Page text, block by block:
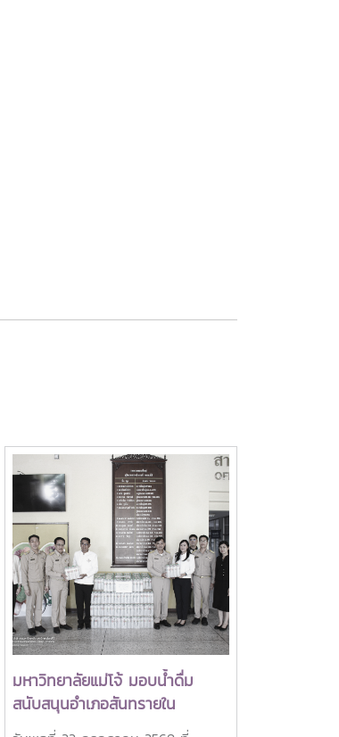
มหาวิทยาลัยแม่โจ้ มอบน้ำดื่ม
สนับสนุนอำเภอสันทรายใน
กิจกรรม "จิตอาสาพัฒนาภูมิทัศน์"